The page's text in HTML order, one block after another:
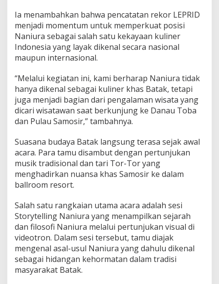
n
r
B
a
k
k
e
P
a
n
g
u
n
g
N
a
o
n
a
l
Ia menambahkan bahwa pencatatan rekor LEPRID
menjadi momentum untuk memperkuat posisi
Naniura sebagai salah satu kekayaan kuliner
Indonesia yang layak dikenal secara nasional
maupun internasional.
“Melalui kegiatan ini, kami berharap Naniura tidak
hanya dikenal sebagai kuliner khas Batak, tetapi
juga menjadi bagian dari pengalaman wisata yang
dicari wisatawan saat berkunjung ke Danau Toba
dan Pulau Samosir,” tambahnya.
Suasana budaya Batak langsung terasa sejak awal
acara. Para tamu disambut dengan pertunjukan
musik tradisional dan tari Tor-Tor yang
menghadirkan nuansa khas Samosir ke dalam
ballroom resort.
Salah satu rangkaian utama acara adalah sesi
Storytelling Naniura yang menampilkan sejarah
dan filosofi Naniura melalui pertunjukan visual di
videotron. Dalam sesi tersebut, tamu diajak
mengenal asal-usul Naniura yang dahulu dikenal
sebagai hidangan kehormatan dalam tradisi
masyarakat Batak.